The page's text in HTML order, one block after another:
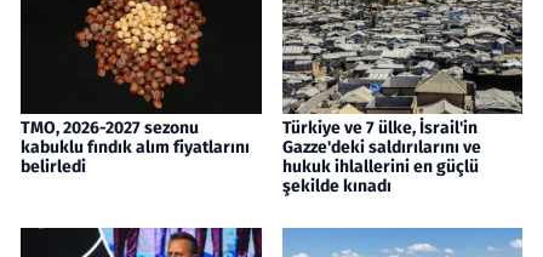
TMO, 2026-2027 sezonu
kabuklu fındık alım fiyatlarını
belirledi
Türkiye ve 7 ülke, İsrail'in
Gazze'deki saldırılarını ve
hukuk ihlallerini en güçlü
şekilde kınadı